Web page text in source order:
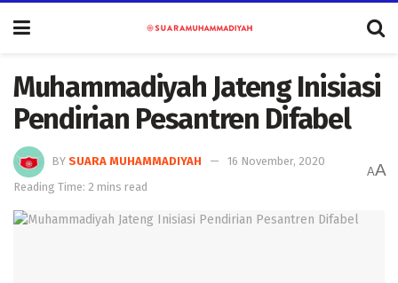
Muhammadiyah Jateng Inisiasi
Pendirian Pesantren Difabel
BY SUARA MUHAMMADIYAH
16 November, 2020
Reading Time: 2 mins read
AA